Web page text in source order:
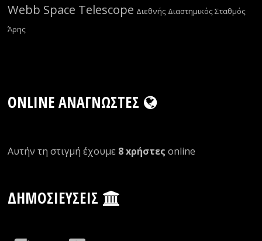
Webb Space Telescope Διεθνής Διαστημικός Σταθμός
Άρης
ONLINE ΑΝΑΓΝΏΣΤΕΣ
Αυτήν τη στιγμή έχουμε 8 xρήστες οnline
ΔΗΜΟΣΙΕΎΣΕΙΣ